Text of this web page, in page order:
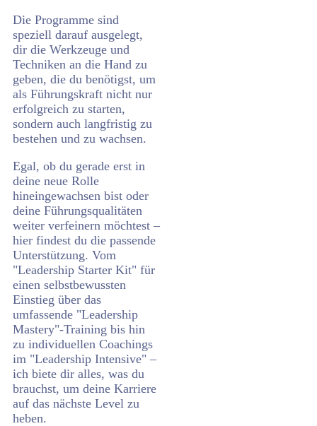
Die Programme sind
speziell darauf ausgelegt,
dir die Werkzeuge und
Techniken an die Hand zu
geben, die du benötigst, um
als Führungskraft nicht nur
erfolgreich zu starten,
sondern auch langfristig zu
bestehen und zu wachsen.
Egal, ob du gerade erst in
deine neue Rolle
hineingewachsen bist oder
deine Führungsqualitäten
weiter verfeinern möchtest –
hier findest du die passende
Unterstützung. Vom
"Leadership Starter Kit" für
einen selbstbewussten
Einstieg über das
umfassende "Leadership
Mastery"-Training bis hin
zu individuellen Coachings
im "Leadership Intensive" –
ich biete dir alles, was du
brauchst, um deine Karriere
auf das nächste Level zu
heben.